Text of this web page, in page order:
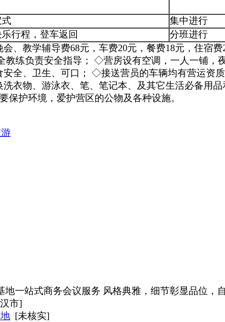
式
集中进行
行程，登车返回
分班进行
、教学辅导费68元，车费20元，餐费18元，住宿
教练负责安全指导； ◇营房设有空调，一人一铺
安全、卫生、可口； ◇接送营员的车辆均有营运
衣物、游泳衣、笔、笔记本、及其它生活必备
保护环境，爱护营区的公物及各种设施。
地一站式商务会议服务 风格典雅，细节彰显品位
市]
[未核实]